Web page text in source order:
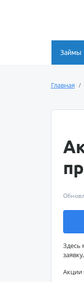
Займы
Главная
Здесь
Акции